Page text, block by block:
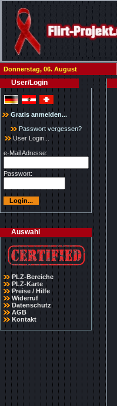
Donnerstag, 06. August
User/Login
Gratis anmelden...
Passwort vergessen?
User Login...
e-Mail Adresse:
Passwort:
Auswahl
PLZ-Bereiche
PLZ-Karte
Preise / Hilfe
Widerruf
Datenschutz
AGB
Kontakt